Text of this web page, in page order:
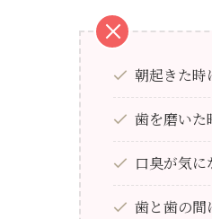
朝起きた時
歯を磨いた
口臭が気に
歯と歯の間